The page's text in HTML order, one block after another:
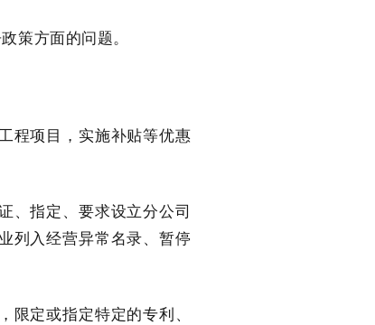
策方面的问题。
程项目，实施补贴等优惠
、指定、要求设立分公司
列入经营异常名录、暂停
定或指定特定的专利、